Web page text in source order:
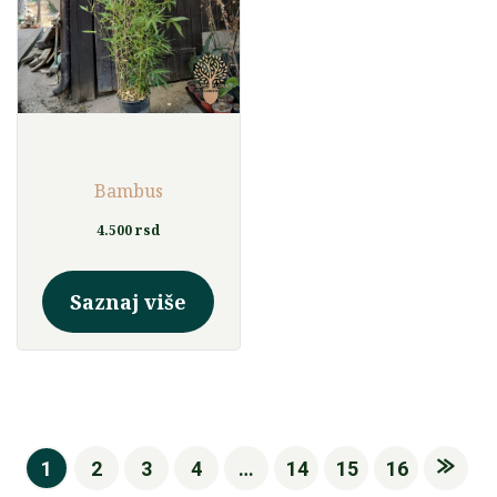
na
stranici
proizvoda.
Bambus
4.500rsd
Saznaj više
proizvod
više
1 2 3 4 … 14 15 16